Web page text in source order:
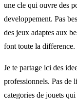
une cle qui ouvre des
developpement. Pas
des jeux adaptes aux
font toute la difference.
Je te partage ici des
professionnels. Pas de
categories de jouets